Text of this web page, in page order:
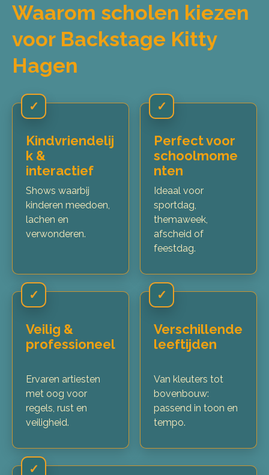
Waarom scholen kiezen
voor Backstage Kitty
Hagen
✓
Kindvriendelij
k &
interactief
Shows waarbij
kinderen meedoen,
lachen en
verwonderen.
✓
Perfect voor
schoolmome
nten
Ideaal voor
sportdag,
themaweek,
afscheid of
feestdag.
✓
Veilig &
professioneel
Ervaren artiesten
met oog voor
regels, rust en
veiligheid.
✓
Verschillende
leeftijden
Van kleuters tot
bovenbouw:
passend in toon en
tempo.
✓